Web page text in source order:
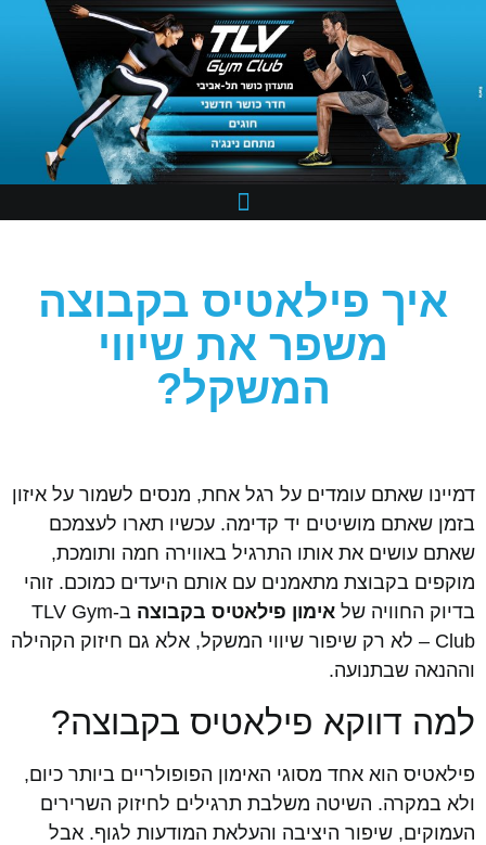
איך פילאטיס בקבוצה
משפר את שיווי
המשקל?
דמיינו שאתם עומדים על רגל אחת, מנסים לשמור על איזון
בזמן שאתם מושיטים יד קדימה. עכשיו תארו לעצמכם
שאתם עושים את אותו התרגיל באווירה חמה ותומכת,
מוקפים בקבוצת מתאמנים עם אותם היעדים כמוכם. זוהי
בדיוק החוויה של אימון פילאטיס בקבוצה
ב-TLV Gym
Club – לא רק שיפור שיווי המשקל, אלא גם חיזוק הקהילה
וההנאה שבתנועה.
למה דווקא פילאטיס בקבוצה?
פילאטיס הוא אחד מסוגי האימון הפופולריים ביותר כיום,
ולא במקרה. השיטה משלבת תרגילים לחיזוק השרירים
העמוקים, שיפור היציבה והעלאת המודעות לגוף. אבל